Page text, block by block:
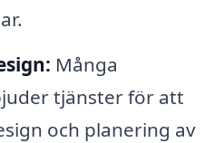
Många
tjänster för att
och planering av